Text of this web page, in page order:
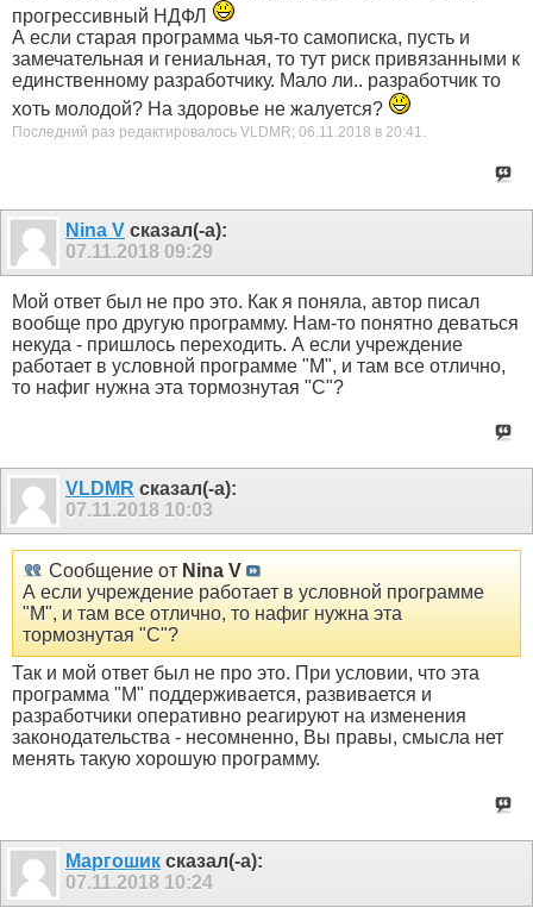
прогрессивный НДФЛ
А если старая программа чья-то самописка, пусть и
замечательная и гениальная, то тут риск привязанными к
единственному разработчику. Мало ли.. разработчик то
хоть молодой? На здоровье не жалуется?
Последний раз редактировалось VLDMR; 06.11.2018 в 20:41.
Nina V сказал(-а):
07.11.2018 09:29
Мой ответ был не про это. Как я поняла, автор писал
вообще про другую программу. Нам-то понятно деваться
некуда - пришлось переходить. А если учреждение
работает в условной программе "М", и там все отлично,
то нафиг нужна эта тормознутая "С"?
VLDMR сказал(-а):
07.11.2018 10:03
Сообщение от Nina V
А если учреждение работает в условной программе
"М", и там все отлично, то нафиг нужна эта
тормознутая "С"?
Так и мой ответ был не про это. При условии, что эта
программа "М" поддерживается, развивается и
разработчики оперативно реагируют на изменения
законодательства - несомненно, Вы правы, смысла нет
менять такую хорошую программу.
Маргошик сказал(-а):
07.11.2018 10:24